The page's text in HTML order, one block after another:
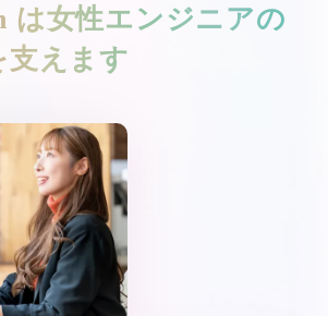
は女性エンジニアの
支えます